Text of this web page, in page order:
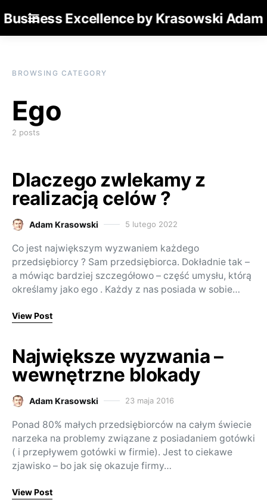
Business Excellence by Krasowski Adam
BROWSING CATEGORY
Ego
2 posts
Dlaczego zwlekamy z
realizacją celów ?
Adam Krasowski Posted on
5 lutego 2022
Co jest największym wyzwaniem każdego
przedsiębiorcy ? Sam przedsiębiorca. Dokładnie tak –
a mówiąc bardziej szczegółowo – część umysłu, którą
określamy jako ego . Każdy z nas posiada w sobie…
View Post
Największe wyzwania –
wewnętrzne blokady
Adam Krasowski Posted on
23 maja 2016
Ponad 80% małych przedsiębiorców na całym świecie
narzeka na problemy związane z posiadaniem gotówki
( i przepływem gotówki w firmie). Jest to ciekawe
zjawisko – bo jak się okazuje firmy…
View Post